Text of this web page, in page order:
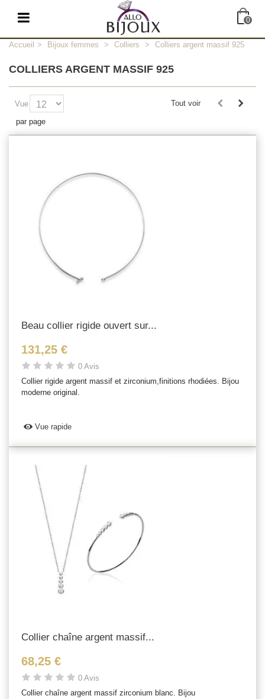
0
Accueil > Bijoux femmes > Colliers > Colliers argent massif 925
COLLIERS ARGENT MASSIF 925
Vue
par page
Tout voir
Beau collier rigide ouvert sur...
131,25 €
0 Avis
Collier rigide argent massif et zirconium,finitions rhodiées. Bijou
moderne original.
Vue rapide
Collier chaîne argent massif...
68,25 €
0 Avis
Collier chaîne argent massif zirconium blanc. Bijou